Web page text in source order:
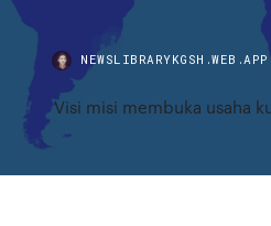
NEWSLIBRARYKGSH.WEB.APP
Visi misi membuka usaha